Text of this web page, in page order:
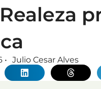
• Julio Cesar Alves